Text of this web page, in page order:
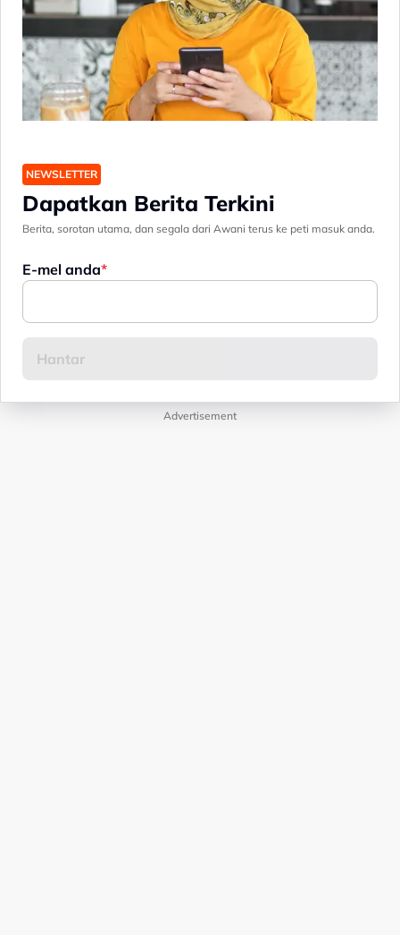
NEWSLETTER
Dapatkan Berita Terkini
Berita, sorotan utama, dan segala dari Awani terus ke peti masuk anda.
E-mel anda
Advertisement